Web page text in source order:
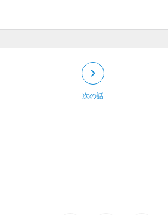
keyboard_arrow_right
次の話